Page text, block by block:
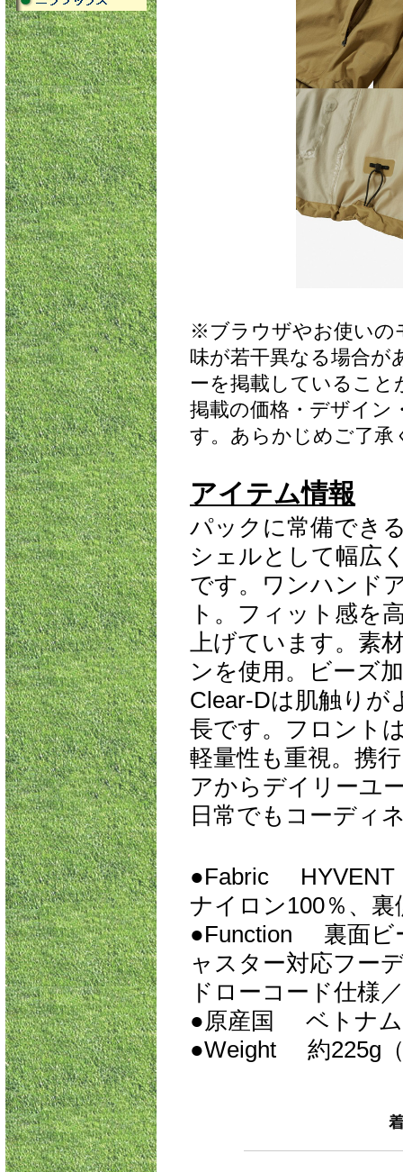
※ブラウザやお使いの
味が若干異なる場合が
ーを掲載していること
掲載の価格・デザイン
す。あらかじめご了承
アイテム情報
パックに常備でき
シェルとして幅広
です。ワンハンド
ト。フィット感を
上げています。素
ンを使用。ビーズ
Clear-Dは肌触りが
長です。フロント
軽量性も重視。携
アからデイリーユ
日常でもコーディ
●Fabric HYVENT
ナイロン100％、
●Function 裏面ビ
ャスター対応フー
ドローコード仕様
●原産国 ベトナム
●Weight 約225g